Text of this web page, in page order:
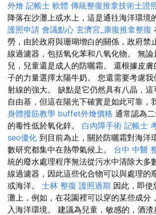
外燴 記帳士 軟體 傳統整復推拿技術士證
降落在沙灘上或水上，這是通往海洋環境
護照申請 會議點心 玄濟宮_康復推拿整復
勞，由於政府與珊瑚增白的關係，政府禁
線過濾器，包括氧化苯和八氧化物。 無論
兒，兒童還是成人的防曬霜。 還根據皮
子的力量選擇太陽牛奶。 您還需要考慮我
射線的強大。 缺點是它仍然具有八晶，這
自由基，但這在陽光下確實是如此可靠，
身體撥筋教學 buffet外燴價格 通常認為
的毒性低於氧化鋅。 白內障手術 記帳士
seo優化 到目前為止，關於防曬霜對海洋
數研究都集中在熱帶氣候上。 台中 中醫
統的廢水處理程序無法從污水中清除大多
線過濾器，因此這些化合物可以與處理的
或海洋。 士林 整復 護照過期 因此，即使
灘上，例如，在花園裡可以穿的某些成分
入海洋環境。 建議為兒童，敏感的，酒